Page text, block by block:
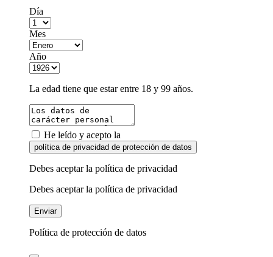
Día
Mes
Año
La edad tiene que estar entre 18 y 99 años.
He leído y acepto la
política de privacidad de protección de datos
Debes aceptar la política de privacidad
Debes aceptar la política de privacidad
Enviar
Política de protección de datos